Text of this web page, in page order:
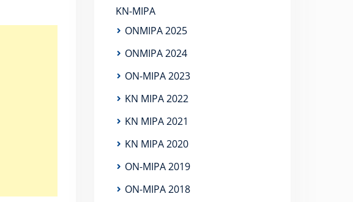
KN-MIPA
ONMIPA 2025
ONMIPA 2024
ON-MIPA 2023
KN MIPA 2022
KN MIPA 2021
KN MIPA 2020
ON-MIPA 2019
ON-MIPA 2018